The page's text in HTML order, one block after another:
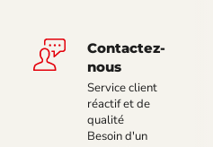
Contactez-
nous
Service client
réactif et de
qualité
Besoin d'un